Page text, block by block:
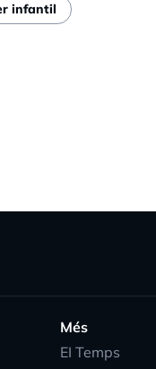
infantil
Més
EI Temps